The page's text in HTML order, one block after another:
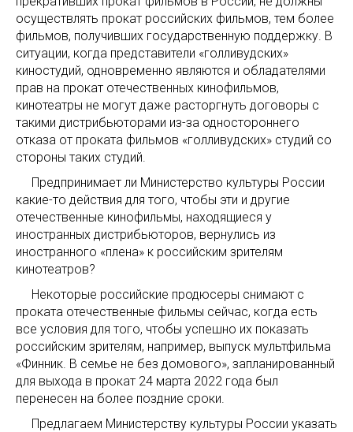
осуществлять прокат российских фильмов, тем более
фильмов, получивших государственную поддержку. В
ситуации, когда представители «голливудских»
киностудий, одновременно являются и обладателями
прав на прокат отечественных кинофильмов,
кинотеатры не могут даже расторгнуть договоры с
такими дистрибьюторами из-за одностороннего
отказа от проката фильмов «голливудских» студий со
стороны таких студий.
Предпринимает ли Министерство культуры России
какие-то действия для того, чтобы эти и другие
отечественные кинофильмы, находящиеся у
иностранных дистрибьюторов, вернулись из
иностранного «плена» к российским зрителям
кинотеатров?
Некоторые российские продюсеры снимают с
проката отечественные фильмы сейчас, когда есть
все условия для того, чтобы успешно их показать
российским зрителям, например, выпуск мультфильма
«Финник. В семье не без домового», запланированный
для выхода в прокат 24 марта 2022 года был
перенесен на более поздние сроки.
Предлагаем Министерству культуры России указать